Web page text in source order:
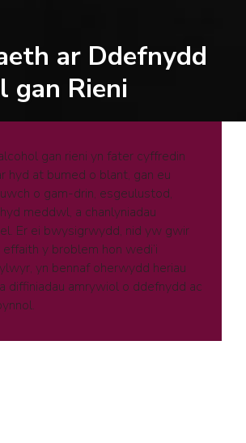
ar Ddefnydd
gan Rieni
gan rieni yn fater cyffredin
hyd at bumed o blant, gan eu
o gam-drin, esgeulustod,
meddwl, a chanlyniadau
Er ei bwysigrwydd, nid yw gwir
y broblem hon wedi’i
yn bennaf oherwydd heriau
diffiniadau amrywiol o ddefnydd ac